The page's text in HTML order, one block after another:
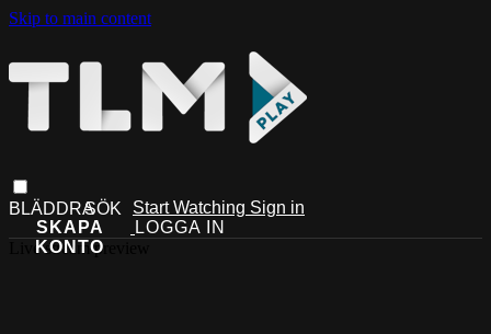
Skip to main content
Start Watching Sign in
Live stream preview